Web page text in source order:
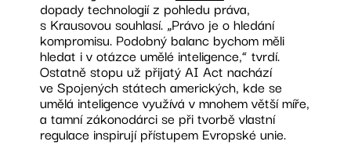
dopady technologií z pohledu práva,
s Krausovou souhlasí. „Právo je o hledání
kompromisu. Podobný balanc bychom měli
hledat i v otázce umělé inteligence,“ tvrdí.
Ostatně stopu už přijatý AI Act nachází
ve Spojených státech amerických, kde se
umělá inteligence využívá v mnohem větší míře,
a tamní zákonodárci se při tvorbě vlastní
regulace inspirují přístupem Evropské unie.